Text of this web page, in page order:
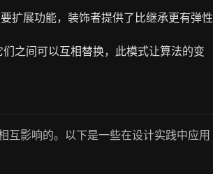
扩展功能，装饰者提供了比继承更有弹性
之间可以互相替换，此模式让算法的变
互影响的。以下是一些在设计实践中应用